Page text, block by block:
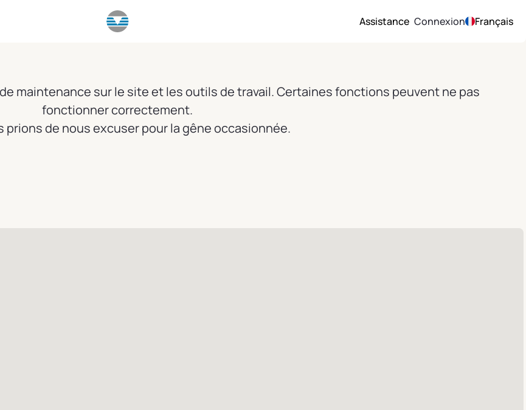
Assistance Connexion Français
maintenance sur le site et les outils de travail. Certaines fonctions peuvent ne pas
fonctionner correctement.
prions de nous excuser pour la gêne occasionnée.